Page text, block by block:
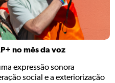
no mês da voz
expressão sonora
social e a exteriorização